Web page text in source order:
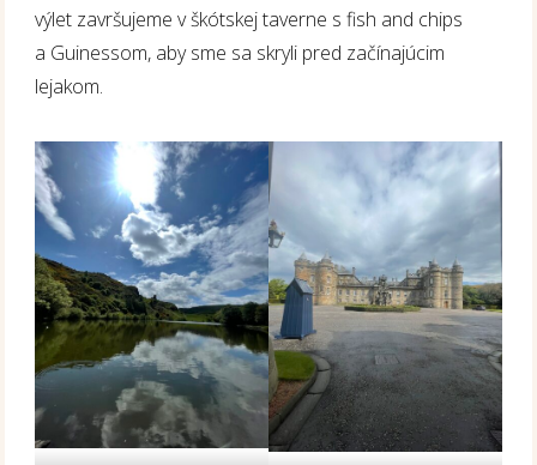
výlet završujeme v škótskej taverne s fish and chips
a Guinessom, aby sme sa skryli pred začínajúcim
lejakom.